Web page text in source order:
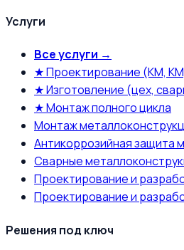
Услуги
Все услуги →
★ Проектирование (КМ,
★ Изготовление (цех,
★ Монтаж полного цикла
Монтаж
Антикоррозийная защита
Сварные
Проектирование и
Проектирование и
Решения под ключ